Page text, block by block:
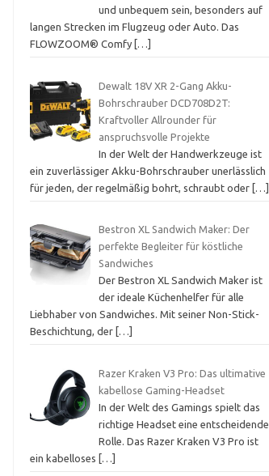
und unbequem sein, besonders auf
langen Strecken im Flugzeug oder Auto. Das
FLOWZOOM® Comfy […]
Dewalt 18V XR 2-Gang Akku-
Bohrschrauber DCD708D2T:
Kraftvoller Allrounder für
anspruchsvolle Projekte
In der Welt der Handwerkzeuge ist
ein zuverlässiger Akku-Bohrschrauber unerlässlich
für jeden, der regelmäßig bohrt, schraubt oder […]
Bestron XL Sandwich Maker: Der
perfekte Begleiter für köstliche
Sandwiches
Der Bestron XL Sandwich Maker ist
der ideale Küchenhelfer für alle
Liebhaber von Sandwiches. Mit seiner Non-Stick-
Beschichtung, der […]
Razer Kraken V3 Pro: Das ultimative
kabellose Gaming-Headset
In der Welt des Gamings spielt das
richtige Headset eine entscheidende
Rolle. Das Razer Kraken V3 Pro ist
ein kabelloses
[…]